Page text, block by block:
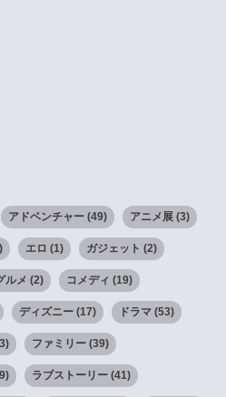
アドベンチャー(49) アニメ展(3)
エロ (1) ガジェット (2)
ルメ (2) コメディ (19)
ディズニー(17) ドラマ(53)
ファミリー(39)
ラブストーリー(41)